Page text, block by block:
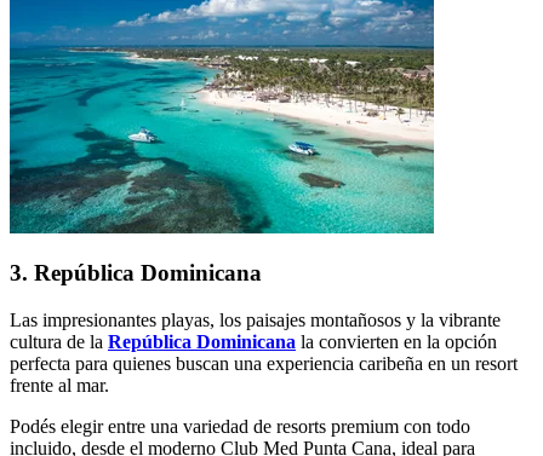
3. República Dominicana
Las impresionantes playas, los paisajes montañosos y la vibrante
cultura de la República Dominicana la convierten en la opción
perfecta para quienes buscan una experiencia caribeña en un resort
frente al mar.
Podés elegir entre una variedad de resorts premium con todo
incluido, desde el moderno Club Med Punta Cana, ideal para